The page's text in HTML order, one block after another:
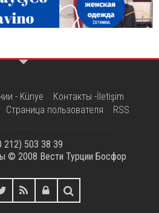
- Künye
Контакты -İletişim
Страница пользователя RSS
212) 503 38 39
© 2008 Вести Турции Босфор